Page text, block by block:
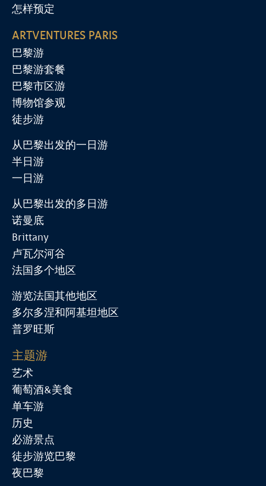
怎样预定
ARTVENTURES PARIS
巴黎游
巴黎游套餐
巴黎市区游
博物馆参观
徒步游
从巴黎出发的一日游
半日游
一日游
从巴黎出发的多日游
诺曼底
Brittany
卢瓦尔河谷
法国多个地区
游览法国其他地区
多尔多涅和阿基坦地区
普罗旺斯
主题游
艺术
葡萄酒&美食
单车游
历史
必游景点
徒步游览巴黎
夜巴黎